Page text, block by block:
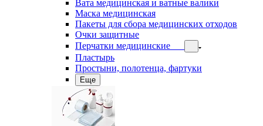
Вата медицинская и ватные валики
Маска медицинская
Пакеты для сбора медицинских отходов
Очки защитные
Перчатки медицинские
Пластырь
Простыни, полотенца, фартуки
Еще